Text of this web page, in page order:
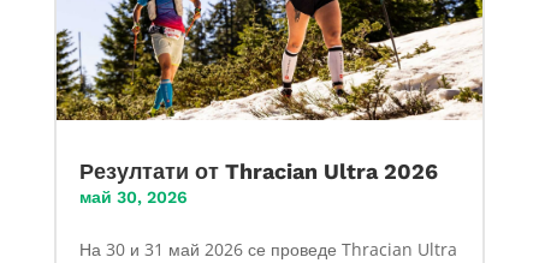
Резултати от Thracian Ultra 2026
май 30, 2026
На 30 и 31 май 2026 се проведе Thracian Ultra